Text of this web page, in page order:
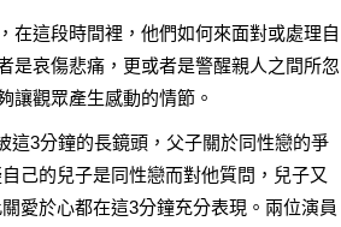
在這段時間裡，他們如何來面對或處理自
是哀傷悲痛，更或者是警醒親人之間所忽
讓觀眾產生感動的情節。
這3分鐘的長鏡頭，父子關於同性戀的爭
己的兒子是同性戀而對他質問，兒子又
愛於心都在這3分鐘充分表現。兩位演員